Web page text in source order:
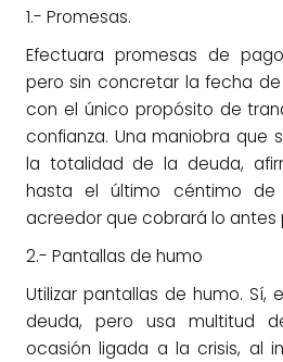
1.- Promesas.
Efectuara promesas de
pero sin concretar la fecha
con el único propósito de
confianza. Una maniobra que
la totalidad de la deuda,
hasta el último céntimo de
acreedor que cobrará lo antes
2.- Pantallas de humo
Utilizar pantallas de humo. Sí,
deuda, pero usa multitud
ocasión ligada a la crisis, al